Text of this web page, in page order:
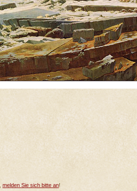
melden Sie sich bitte an!